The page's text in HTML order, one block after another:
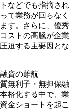
などでも指摘され
て業務が回らなく
す。さらに、優秀
ストの高騰が企業
迫する主要因とな
資の難航
無利子・無担保融
格化する中で、業
金ショートを起こ